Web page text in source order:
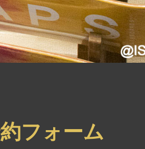
フォーム